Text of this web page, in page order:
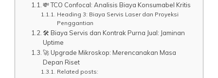
💸 TCO Confocal: Analisis Biaya Konsumabel Kritis
Heading 3: Biaya Servis Laser dan Proyeksi
Penggantian
🛠️ Biaya Servis dan Kontrak Purna Jual: Jaminan
Uptime
🚀 Upgrade Mikroskop: Merencanakan Masa
Depan Riset
Related posts: